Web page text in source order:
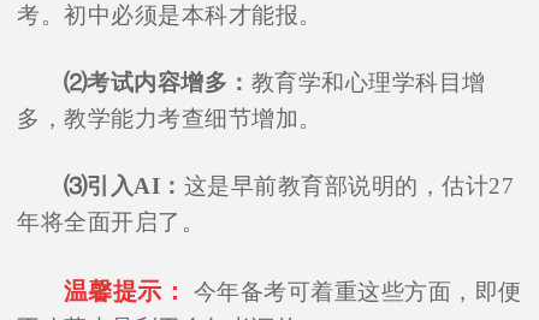
考。初中必须是本科才能报。
⑵考试内容增多： 教育学和心理学科目增
多，教学能力考查细节增加。
⑶引入AI： 这是早前教育部说明的，估计27
年将全面开启了。
温馨提示：
今年备考可着重这些方面，即便